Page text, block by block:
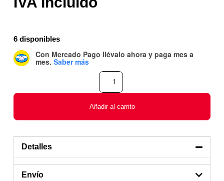
6 disponibles
Con Mercado Pago llévalo ahora y paga mes a
mes. Saber más
Añadir al carrito
Detalles
Envío